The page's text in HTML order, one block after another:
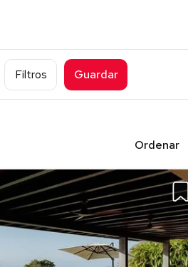
Filtros Guardar
Ordenar